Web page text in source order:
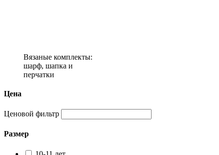
Вязаные комплекты:
шарф, шапка и
перчатки
Цена
Ценовой фильтр
Размер